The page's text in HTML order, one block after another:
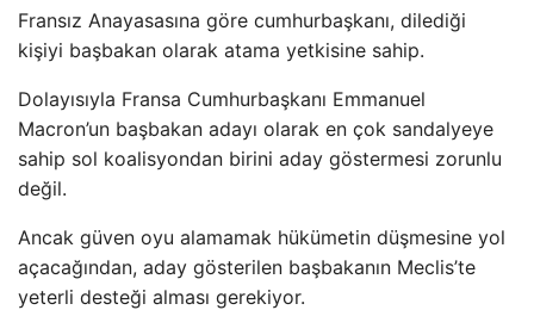
Fransız Anayasasına göre cumhurbaşkanı, dilediği
kişiyi başbakan olarak atama yetkisine sahip.
Dolayısıyla Fransa Cumhurbaşkanı Emmanuel
Macron’un başbakan adayı olarak en çok sandalyeye
sahip sol koalisyondan birini aday göstermesi zorunlu
değil.
Ancak güven oyu alamamak hükümetin düşmesine yol
açacağından, aday gösterilen başbakanın Meclis’te
yeterli desteği alması gerekiyor.